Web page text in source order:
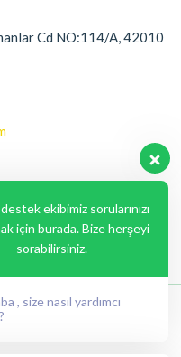
Cd NO:114/A, 42010
ekibimiz sorularınızı
için burada. Bize herşeyi
sorabilirsiniz.
, size nasıl yardımcı